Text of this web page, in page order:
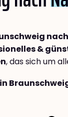
&
, das sich um